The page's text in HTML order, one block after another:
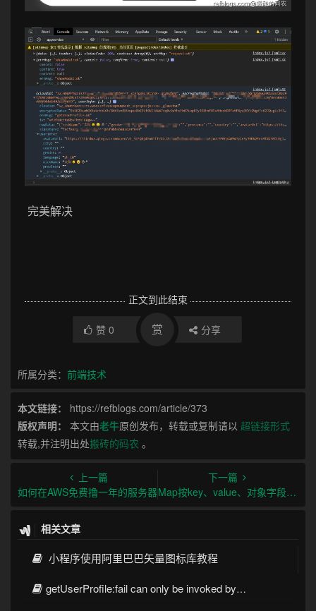
完美解决
正文到此结束
赞 0 赏 分享
所属分类： 前端技术
本文链接：
https://refblogs.com/article/373
版权声明：
本文由老牛原创发布，转载或复制请以 超链接形式
转载,并注明出处搬砖的码农 。
上一篇
如何在AWS免费撸一年的服务器
下一篇
Map按key、value、对象字段排序
相关文章
小程序使用阿里巴巴矢量图标库教程
getUserProfile:fail can only be invoked by user TAP gesture